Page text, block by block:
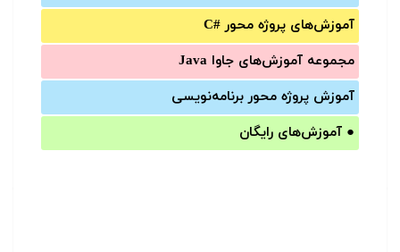
آموزش‌های پروژه محور #C
مجموعه آموزش‌های جاوا Java
آموزش‌ پروژه محور برنامه‌نویسی
● آموزش‌های رایگان